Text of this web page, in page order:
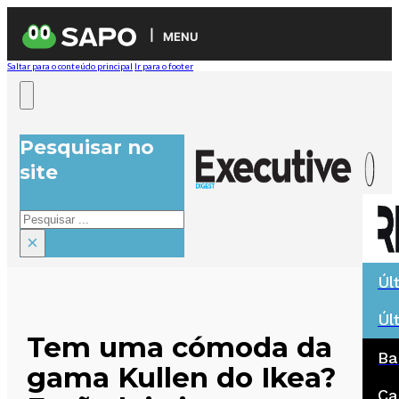
MENU
Saltar para o conteúdo principal Ir para o footer
Pesquisar no
site
Pesquisar
×
Tem uma cómoda da
gama Kullen do Ikea?